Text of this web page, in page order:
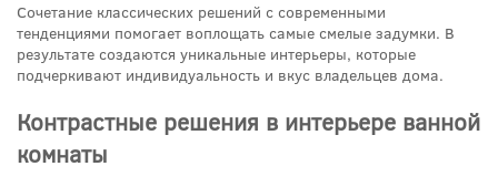
Сочетание классических решений с современными
тенденциями помогает воплощать самые смелые задумки. В
результате создаются уникальные интерьеры, которые
подчеркивают индивидуальность и вкус владельцев дома.
Контрастные решения в интерьере ванной
комнаты